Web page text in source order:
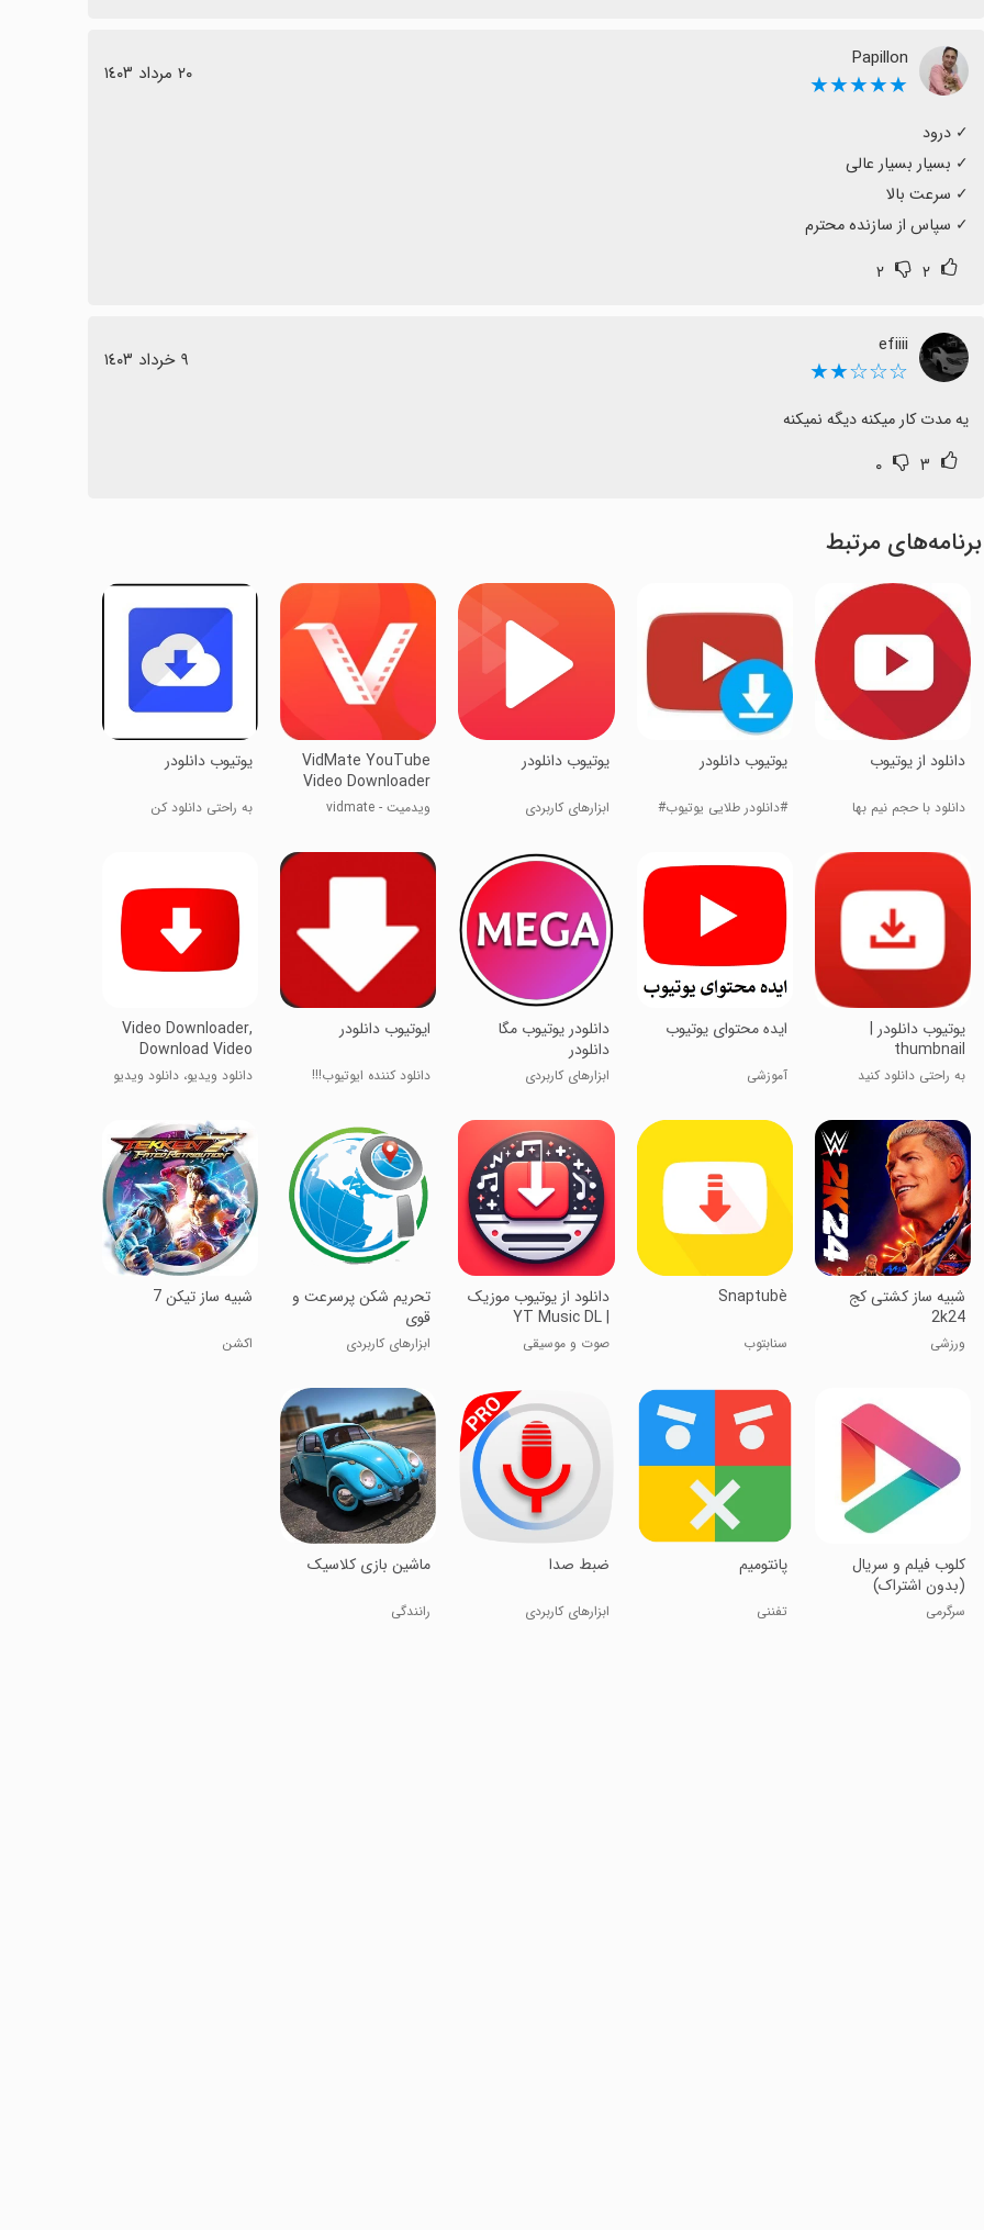
Papillon
★★★★★ ٢٠ مرداد ١٤٠٣
‏✓ سپاس از سازنده محترم
۲ ۲
efiiii
☆☆☆★★ ٩ خرداد ١٤٠٣
یه مدت کار میکنه دیگه نمیکنه
۳ ۰
برنامه‌های مرتبط
دانلود از یوتیوب
دانلود با حجم نیم بها
یوتیوب دانلودر
#دانلودر طلایی یوتیوب#
یوتیوب دانلودر
ابزارهای کاربردی
VidMate YouTube
Video Downloader
ویدمیت - vidmate
یوتیوب دانلودر
به راحتی دانلود کن
یوتیوب دانلودر |
thumbnail
به راحتی دانلود کنید
ایده محتوای یوتیوب
آموزشی
دانلودر یوتیوب مگا
دانلودر
ابزارهای کاربردی
ایوتیوب دانلودر
دانلود کننده ایوتیوب!!!
Video Downloader,
Download Video
دانلود ویدیو، دانلود ویدیو
‏شبیه ساز کشتی کج
2k24
ورزشی
Snaptubè
سنابتوب
دانلود از یوتیوب موزیک
| YT Music DL
صوت و موسیقی
تحریم شکن پرسرعت و
قوی
ابزارهای کاربردی
شبیه ساز تیکن 7
اکشن
کلوب فیلم و سریال
(بدون اشتراک)
سرگرمی
پانتومیم
تفننی
ضبط صدا
ابزارهای کاربردی
ماشین بازی کلاسیک
رانندگی